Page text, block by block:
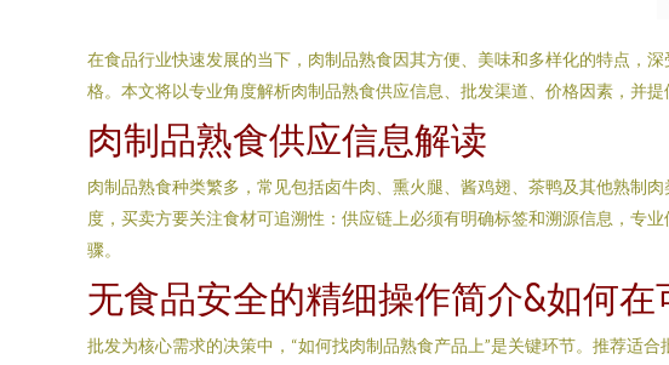
在食品行业快速发展的当下，肉制品熟食因其方便、美味和多样化的特点，
格。本文将以专业角度解析肉制品熟食供应信息、批发渠道、价格因素，并
肉制品熟食供应信息解读
肉制品熟食种类繁多，常见包括卤牛肉、熏火腿、酱鸡翅、茶鸭及其他熟制
度，买卖方要关注食材可追溯性：供应链上必须有明确标签和溯源信息，专
骤。
无食品安全的精细操作简介&如何在
批发为核心需求的决策中，“如何找肉制品熟食产品上”是关键环节。推荐适